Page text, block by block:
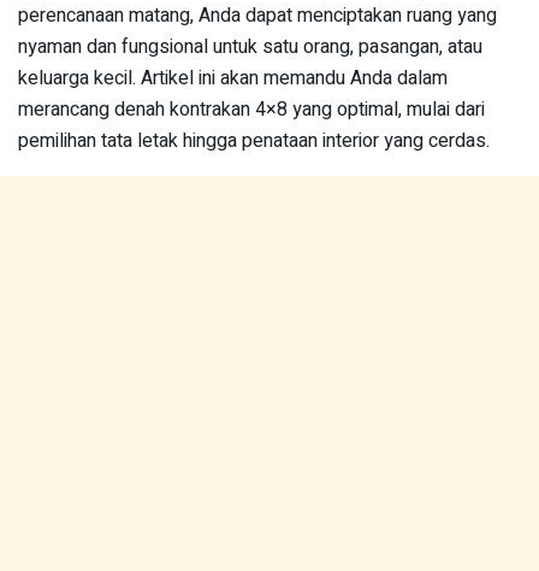
perencanaan matang, Anda dapat menciptakan ruang yang
nyaman dan fungsional untuk satu orang, pasangan, atau
keluarga kecil. Artikel ini akan memandu Anda dalam
merancang denah kontrakan 4×8 yang optimal, mulai dari
pemilihan tata letak hingga penataan interior yang cerdas.